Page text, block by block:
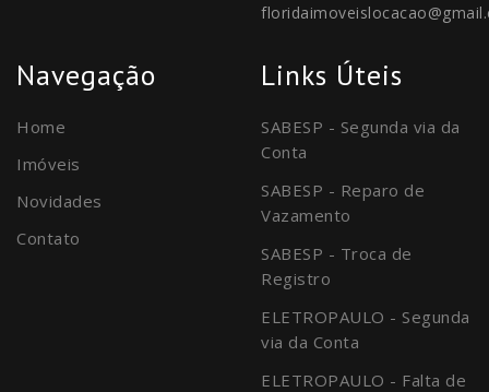
Navegação
Home
Imóveis
Novidades
Contato
Links Úteis
SABESP - Segunda via da
Conta
SABESP - Reparo de
Vazamento
SABESP - Troca de
Registro
ELETROPAULO - Segunda
via da Conta
ELETROPAULO - Falta de